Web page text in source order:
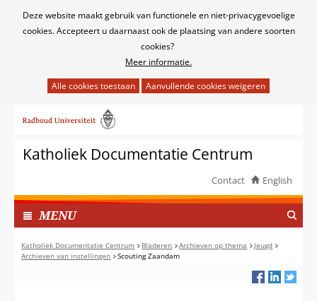
Cookies
Deze website maakt gebruik van functionele en niet-privacygevoelige
cookies. Accepteert u daarnaast ook de plaatsing van andere soorten
cookies?
Meer informatie.
het
van
cookies
deze
website
worden
toegestaan
of
naar
inhoudKatholiek Documentatie Centrum
Contact English
MENUI
N
G
E
Katholiek Documentatie Centrum Bladeren Archieven op thema
Jeugd
Archieven van instellingen
Scouting Zaandam